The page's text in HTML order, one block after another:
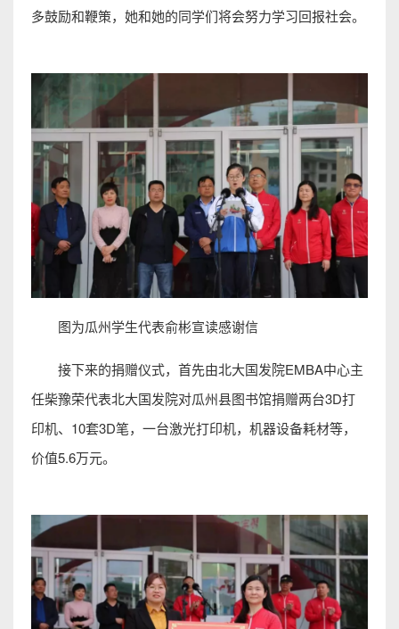
多鼓励和鞭策，她和她的同学们将会努力学习回报社会。
图为瓜州学生代表俞彬宣读感谢信
接下来的捐赠仪式，首先由北大国发院EMBA中心主
任柴豫荣代表北大国发院对瓜州县图书馆捐赠两台3D打
印机、10套3D笔，一台激光打印机，机器设备耗材等，
价值5.6万元。